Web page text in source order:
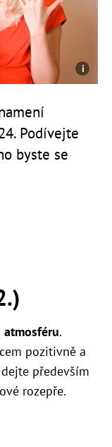
Podívejte
byste se
.
pozitivně a
především
rozepře.